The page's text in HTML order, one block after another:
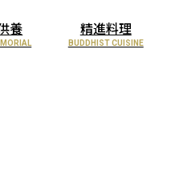
養 精進料理
BUDDHIST CUISINE